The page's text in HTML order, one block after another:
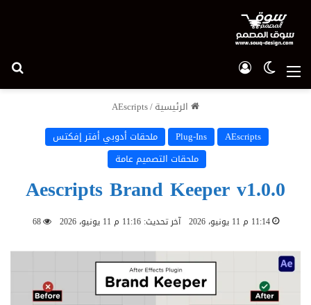
القائمة الوضع المظلم
الرئيسية/
AEscripts
AEscripts
Plug-Ins
ملحقات أدوبي أفتر إفكتس
ملحقات التصميم عامة
Aescripts Brand Keeper v1.0.0
11:14 م 11 يونيو، 2026 آخر تحديث: 11:16 م 11 يونيو، 2026 68